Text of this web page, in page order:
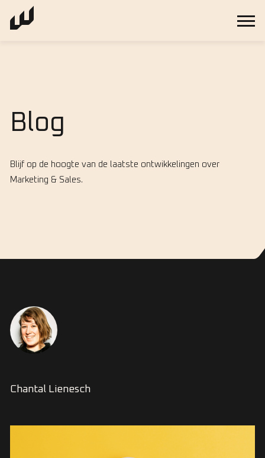
Blog
Blijf op de hoogte van de laatste ontwikkelingen over
Marketing & Sales.
Chantal Lienesch